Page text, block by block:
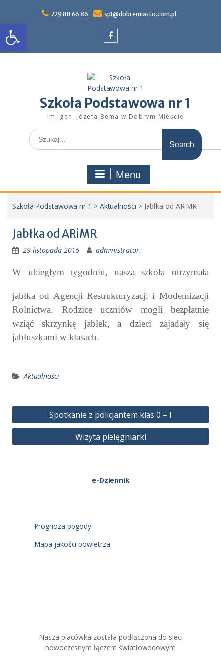
Otwórz pasek narzędzicontent
729 88 66 86 sp1@dobremiasto.com.pl
Szkoła Podstawowa nr 1
im. gen. Józefa Bema w Dobrym Mieście
Search
for:
Menu
Szkoła Podstawowa nr 1 > Aktualności > Jabłka od ARiMR
Jabłka od ARiMR
29 listopada 2016 administrator
W ubiegłym tygodniu, nasza szkoła otrzymała
jabłka od Agencji Restrukturyzacji i Modernizacji
Rolnictwa. Rodzice uczniów mogli bezpłatnie
wziąć skrzynkę jabłek, a dzieci zajadały się
jabłuszkami w klasach.
Aktualności
Nawigacja
wpisu
Spotkanie z policjantem klas 0 – I
Wizyta pielęgniarki
e-Dziennik
Prognoza pogody
Mapa jakości powietrza
Nasza placówka została podłączona do sieci
nowoczesnym łączem światłowodowym